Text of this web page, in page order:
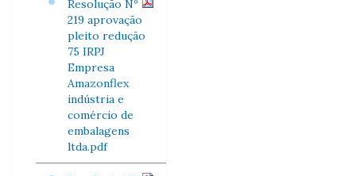
Resolução Nº
219 aprovação
pleito redução
75 IRPJ
Empresa
Amazonflex
indústria e
comércio de
embalagens
ltda.pdf